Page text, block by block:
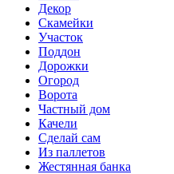
Декор
Скамейки
Участок
Поддон
Дорожки
Огород
Ворота
Частный дом
Качели
Сделай сам
Из паллетов
Жестянная банка